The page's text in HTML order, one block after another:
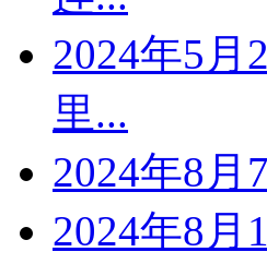
2024年5月
里...
2024年8月
2024年8月